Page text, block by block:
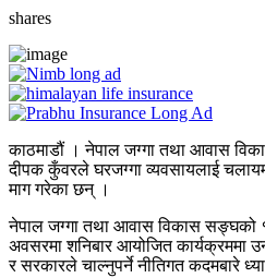
shares
काठमाडौं । नेपाल जग्गा तथा आवास
दीपक कुँवरले घरजग्गा व्यवसायलाई
माग गरेका छन् ।
नेपाल जग्गा तथा आवास विकास सङ्घको
अवसरमा शनिबार आयोजित कार्यक्रममा
र सरकारले चाल्नुपर्ने नीतिगत कदमबारे